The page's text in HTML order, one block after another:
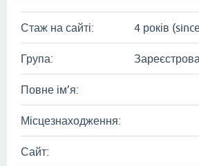
Стаж на сайті: 4 років
Група:
Повне ім’я:
Місцезнаходження:
Сайт: